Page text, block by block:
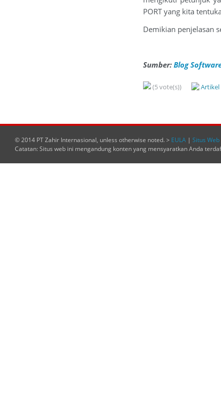
PORT yang kita
Demikian penjelasan
Sumber: Blog
(5 vote(s))
© 2014 PT Zahir Internasional, unless otherwise noted. > EULA | Situs
Catatan: Situs web ini mengandung konten yang mensyaratkan Anda